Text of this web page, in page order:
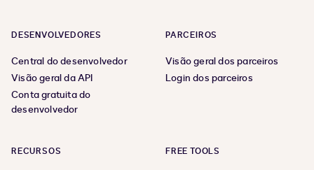
DESENVOLVEDORES
Central do desenvolvedor
Visão geral da API
Conta gratuita do
desenvolvedor
PARCEIROS
Visão geral dos parceiros
Login dos parceiros
RECURSOS FREE TOOLS